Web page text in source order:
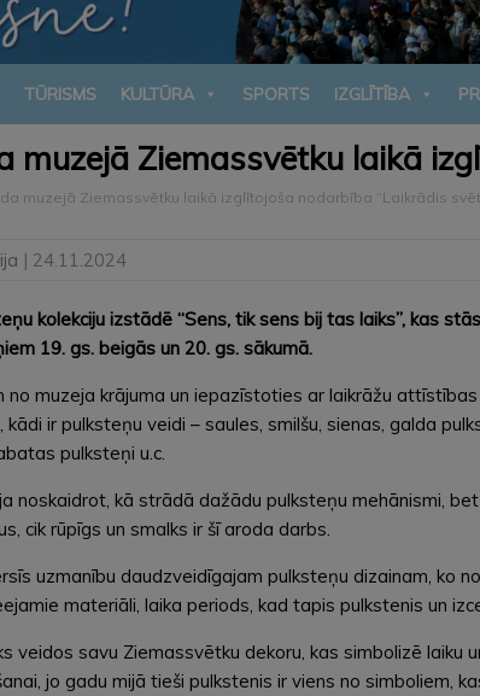
TŪRISMS KULTŪRA SPORTS IZGLĪTĪBA
muzejā Ziemassvētku laikā
muzejā Ziemassvētku laikā izglītojoša nodarbība “Laikrādis
| 24.11.2024
kolekciju izstādē “Sens, tik sens bij tas laiks”, kas
19. gs. beigās un 20. gs. sākumā.
muzeja krājuma un iepazīstoties ar laikrāžu
ir pulksteņu veidi – saules, smilšu, sienas, galda
pulksteņi u.c.
noskaidrot, kā strādā dažādu pulksteņu mehānismi,
cik rūpīgs un smalks ir šī aroda darbs.
uzmanību daudzveidīgajam pulksteņu dizainam, ko
materiāli, laika periods, kad tapis pulkstenis un
veidos savu Ziemassvētku dekoru, kas simbolizē laiku
jo gadu mijā tieši pulkstenis ir viens no simboliem,